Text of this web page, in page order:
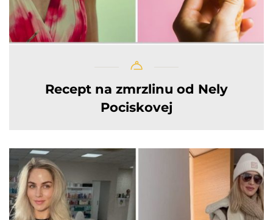
Recept na zmrzlinu od Nely
Pociskovej